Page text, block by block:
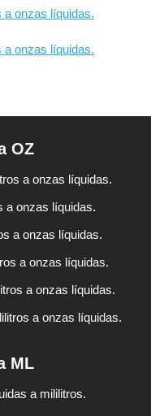
a onzas líquidas.
a onzas líquidas.
OZ
a onzas líquidas.
a onzas líquidas.
a onzas líquidas.
a onzas líquidas.
a onzas líquidas.
a onzas líquidas.
ML
a mililitros.